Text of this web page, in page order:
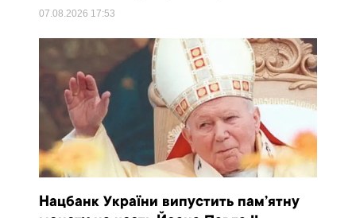
07.08.2026 17:53
Нацбанк України випустить пам’ятну